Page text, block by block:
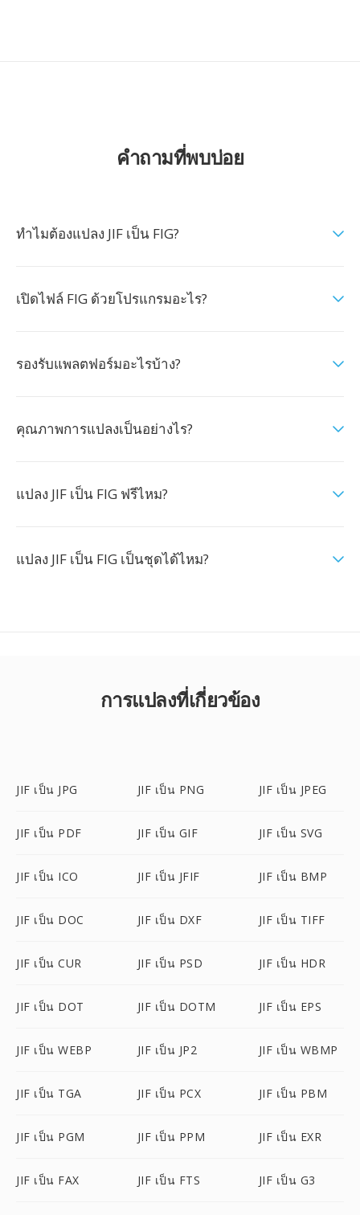
คำถามที่พบบ่อย
ทำไมต้องแปลง JIF เป็น FIG?
เปิดไฟล์ FIG ด้วยโปรแกรมอะไร?
รองรับแพลตฟอร์มอะไรบ้าง?
คุณภาพการแปลงเป็นอย่างไร?
แปลง JIF เป็น FIG ฟรีไหม?
แปลง JIF เป็น FIG เป็นชุดได้ไหม?
การแปลงที่เกี่ยวข้อง
JIF เป็น JPG JIF เป็น PNG JIF เป็น JPEG
JIF เป็น PDF JIF เป็น GIF JIF เป็น SVG
JIF เป็น ICO JIF เป็น JFIF JIF เป็น BMP
JIF เป็น DOC JIF เป็น DXF JIF เป็น TIFF
JIF เป็น CUR JIF เป็น PSD JIF เป็น HDR
JIF เป็น DOT JIF เป็น DOTM JIF เป็น EPS
JIF เป็น WEBP JIF เป็น JP2 JIF เป็น WBMP
JIF เป็น TGA JIF เป็น PCX JIF เป็น PBM
JIF เป็น PGM JIF เป็น PPM JIF เป็น EXR
JIF เป็น FAX JIF เป็น FTS JIF เป็น G3